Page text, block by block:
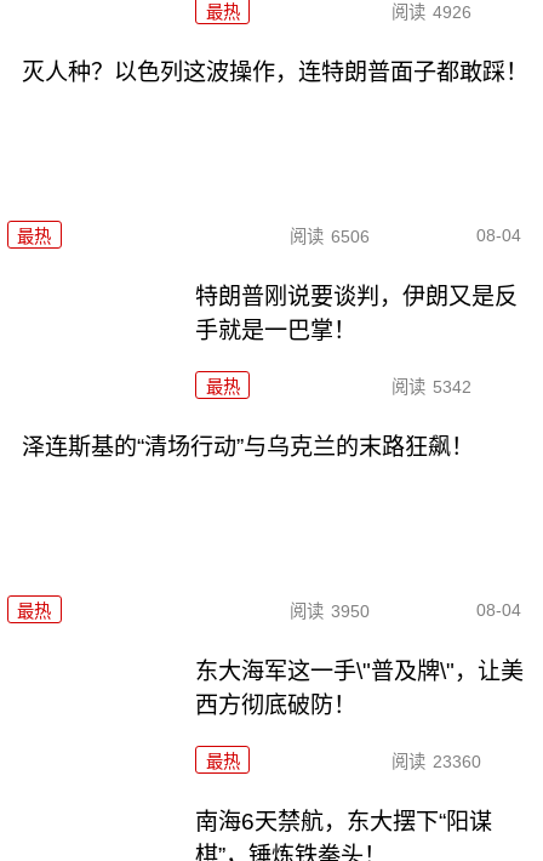
最热 阅读 4926
灭人种？以色列这波操作，连特朗普面子都敢踩！
最热 阅读 6506 08-04
特朗普刚说要谈判，伊朗又是反
手就是一巴掌！
最热 阅读 5342
泽连斯基的“清场行动”与乌克兰的末路狂飙！
最热 阅读 3950 08-04
东大海军这一手\"普及牌\"，让美
西方彻底破防！
最热 阅读 23360
南海6天禁航，东大摆下“阳谋
棋”，锤炼铁拳头！